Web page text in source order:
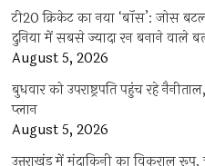
टी20 क्रिकेट का नया ‘बॉस’: जोस
दुनिया में सबसे ज्यादा रन बनाने वाले
August 5, 2026
बुधवार को उपराष्ट्रपति पहुंच रहे
प्‍लान
August 5, 2026